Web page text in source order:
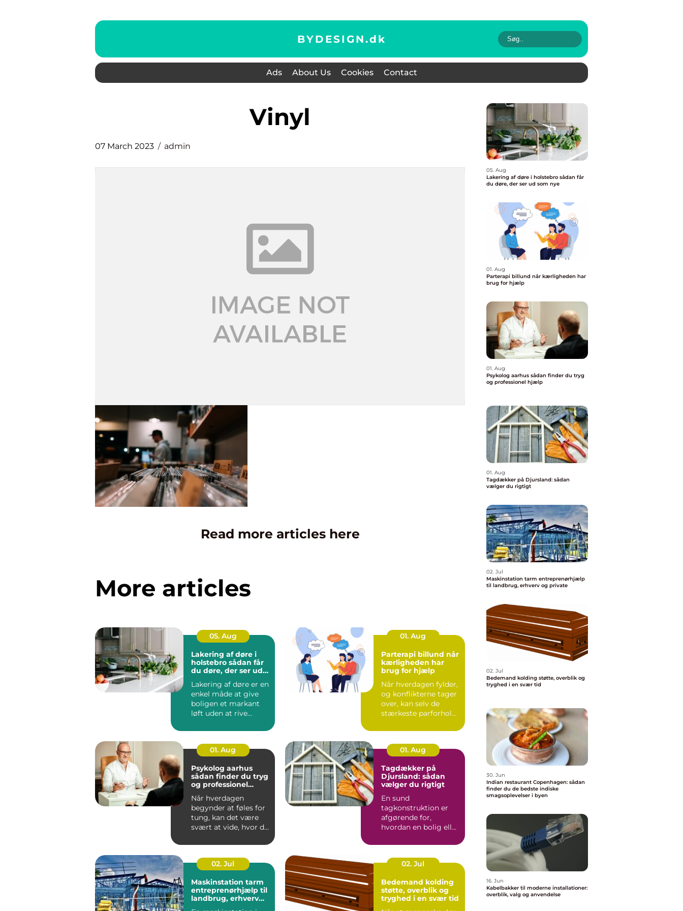
BYDESIGN.dk
Ads About Us Cookies Contact
vinyl
07 March 2023 admin
Read more articles here
More articles
05. Aug
Lakering af døre i
holstebro sådan får
du døre, der ser ud
Lakering af døre er en
enkel måde at give
boligen et markant
løft uden at rive
...
01. Aug
Parterapi billund når
kærligheden har
brug for hjælp
Når hverdagen fylder,
og konflikterne tager
over, kan selv de
stærkeste parforhold
01. Aug
Psykolog aarhus
sådan finder du tryg
og professionel
Når hverdagen
begynder at føles for
tung, kan det være
svært at vide, hvor du
går...
01. Aug
Tagdækker på
Djursland: sådan
vælger du rigtigt
En sund
tagkonstruktion er
afgørende for,
hvordan en bolig eller
holder til v...
02. Jul
Maskinstation tarm
entreprenørhjælp til
landbrug, erhverv
02. Jul
Bedemand kolding
støtte, overblik og
tryghed i en svær tid
05. Aug
Lakering af døre i holstebro sådan får
du døre, der ser ud som nye
01. Aug
Parterapi billund når kærligheden har
brug for hjælp
01. Aug
Psykolog aarhus sådan finder du tryg
og professionel hjælp
01. Aug
Tagdækker på Djursland: sådan
vælger du rigtigt
02. Jul
Maskinstation tarm entreprenørhjælp
til landbrug, erhverv og private
02. Jul
Bedemand kolding støtte, overblik og
tryghed i en svær tid
30. Jun
Indian restaurant Copenhagen: sådan
finder du de bedste indiske
smagsoplevelser i byen
16. Jun
Kabelbakker til moderne installationer:
overblik, valg og anvendelse